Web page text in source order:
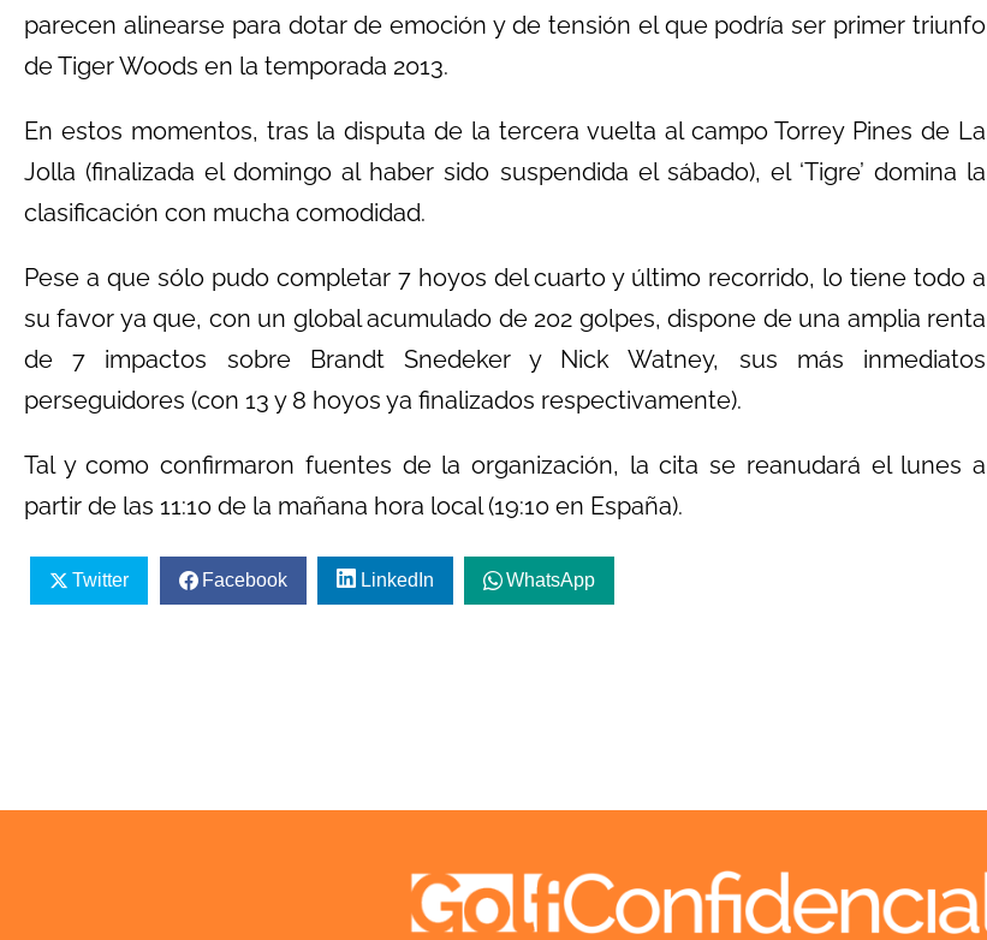
parecen alinearse para dotar de emoción y de tensión el que podría ser primer triunfo
de Tiger Woods en la temporada 2013.
En estos momentos, tras la disputa de la tercera vuelta al campo Torrey Pines de La
Jolla (finalizada el domingo al haber sido suspendida el sábado), el ‘Tigre’ domina la
clasificación con mucha comodidad.
Pese a que sólo pudo completar 7 hoyos del cuarto y último recorrido, lo tiene todo a
su favor ya que, con un global acumulado de 202 golpes, dispone de una amplia renta
de 7 impactos sobre Brandt Snedeker y Nick Watney, sus más inmediatos
perseguidores (con 13 y 8 hoyos ya finalizados respectivamente).
Tal y como confirmaron fuentes de la organización, la cita se reanudará el lunes a
partir de las 11:10 de la mañana hora local (19:10 en España).
Twitter Facebook LinkedIn WhatsApp